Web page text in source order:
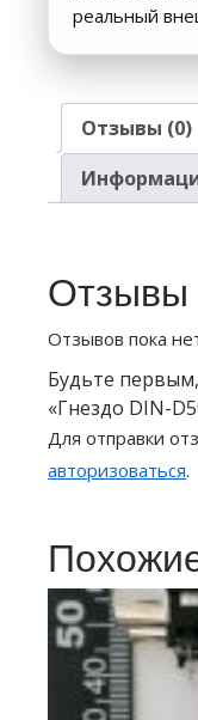
реальный
Отзывы (0)
Отзывы
Отзывов пока
Будьте
«Гнездо DIN-
Для отправки
авторизоваться.